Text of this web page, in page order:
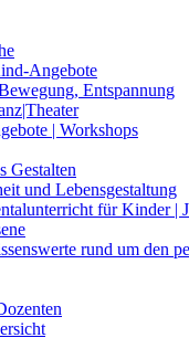
Angebote
Entspannung
| Workshops
Gestalten
und Lebensgestaltung
für Kinder |
rund um den